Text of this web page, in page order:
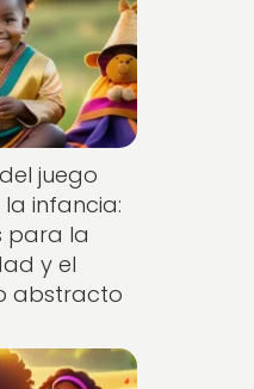
juego
infancia:
para la
y el
abstracto